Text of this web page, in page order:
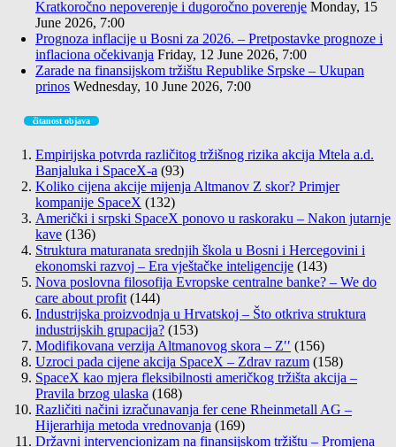
Kratkoročno nepoverenje i dugoročno poverenje Monday, 15
June 2026, 7:00
Prognoza inflacije u Bosni za 2026. – Pretpostavke prognoze i
inflaciona očekivanja Friday, 12 June 2026, 7:00
Zarade na finansijskom tržištu Republike Srpske – Ukupan
prinos Wednesday, 10 June 2026, 7:00
čitanost objava
Empirijska potvrda različitog tržišnog rizika akcija Mtela a.d.
Banjaluka i SpaceX-a (93)
Koliko cijena akcije mijenja Altmanov Z skor? Primjer
kompanije SpaceX (132)
Američki i srpski SpaceX ponovo u raskoraku – Nakon jutarnje
kave (136)
Struktura maturanata srednjih škola u Bosni i Hercegovini i
ekonomski razvoj – Era vještačke inteligencije (143)
Nova poslovna filosofija Evropske centralne banke? – We do
care about profit (144)
Industrijska proizvodnja u Hrvatskoj – Što otkriva struktura
industrijskih grupacija? (153)
Modifikovana verzija Altmanovog skora – Z′′ (156)
Uzroci pada cijene akcija SpaceX – Zdrav razum (158)
SpaceX kao mjera fleksibilnosti američkog tržišta akcija –
Pravila brzog ulaska (168)
Različiti načini izračunavanja fer cene Rheinmetall AG –
Hijerarhija metoda vrednovanja (169)
Državni intervencionizam na finansijskom tržištu – Promjena